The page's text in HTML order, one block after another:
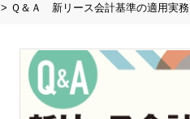
> Ｑ＆Ａ 新リース会計基準の適用実務